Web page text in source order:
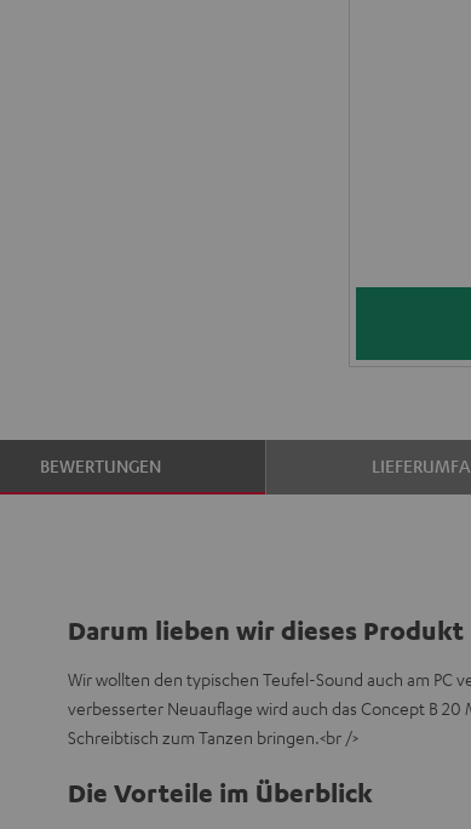
BEWERTUNGEN
Darum lieben wir dieses Produkt
Wir wollten den typischen Teufel-Sound auch am PC
verbesserter Neuauflage wird auch das Concept B
Schreibtisch zum Tanzen bringen.<br />
Die Vorteile im Überblick